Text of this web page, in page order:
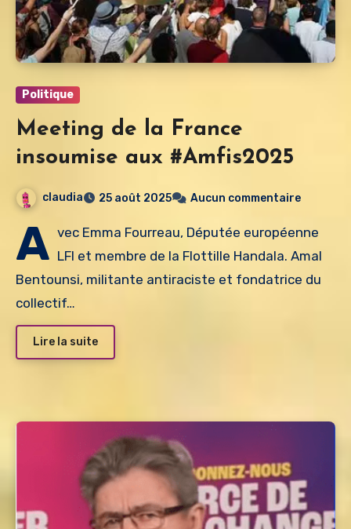
Politique
Meeting de la France
insoumise aux #Amfis2025
claudia 25 août 2025 Aucun commentaire
A vec Emma Fourreau, Députée européenne
LFI et membre de la Flottille Handala. Amal
Bentounsi, militante antiraciste et fondatrice du
collectif…
Lire la suite